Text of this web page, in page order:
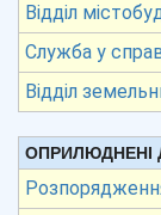
Відділ
Служба у
Відділ
ОПРИЛЮДНЕНІ